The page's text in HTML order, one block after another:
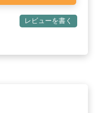
レビューを書く